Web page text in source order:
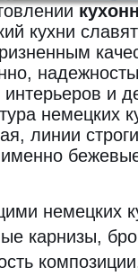
кухни
и
немецких
линии
немецких
карнизы,